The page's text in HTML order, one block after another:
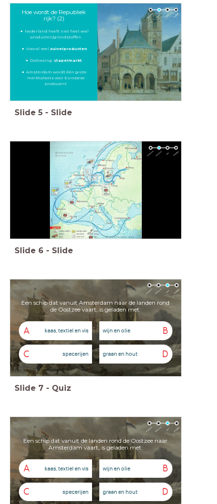
Hoe wordt de Republiek
rijk? (2)
Nederland heeft niet heel veel
producten/grondstoffen
Vooral veel zuivelproducten
Oplossing: stapelmarkt.
Amsterdam wordt één grote
marktplaats voor Europese
producent
Slide 5 - Slide
Slide 6 - Slide
Een schip dat vanuit Amsterdam naar de landen rond
de Oostzee vaart, is geladen met:
A kaas, textiel en vis B
wijn en olie
C specerijen D
graan en hout
Slide 7 - Quiz
Een schip dat vanuit de landen rond de Oostzee naar
Amsterdam vaart, is geladen met:
A kaas, textiel en vis B
wijn en olie
C specerijen D
graan en hout